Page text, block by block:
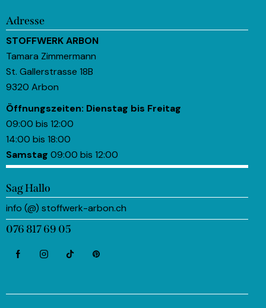
Adresse
STOFFWERK ARBON
Tamara Zimmermann
St. Gallerstrasse 18B
9320 Arbon
Öffnungszeiten: Dienstag bis Freitag
09:00 bis 12:00
14:00 bis 18:00
Samstag 09:00 bis 12:00
Sag Hallo
info (@) stoffwerk-arbon.ch
076 817 69 05